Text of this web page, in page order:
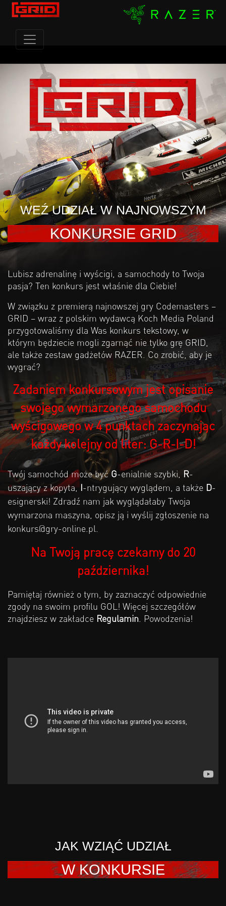
WEŹ UDZIAŁ W NAJNOWSZYM
KONKURSIE GRID
Lubisz adrenalinę i wyścigi, a samochody to Twoja
pasja? Ten konkurs jest właśnie dla Ciebie!
W związku z premierą najnowszej gry Codemasters –
GRID – wraz z polskim wydawcą Koch Media Poland
przygotowaliśmy dla Was konkurs tekstowy, w
którym będziecie mogli zgarnąć nie tylko grę GRID,
ale także zestaw gadżetów RAZER. Co zrobić, aby je
wygrać?
Zadaniem konkursowym jest opisanie
swojego wymarzonego samochodu
wyścigowego w 4 punktach zaczynając
każdy kolejny od liter: G-R-I-D!
Twój samochód może byćG-enialnie szybki, R-
uszający z kopyta,I-ntrygujący wyglądem, a także D-
esignerski! Zdradź nam jak wyglądałaby Twoja
wymarzona maszyna, opisz ją i wyślij zgłoszenie na
konkurs@gry-online.pl.
Na Twoją pracę czekamy do 20
października!
Pamiętaj również o tym, by zaznaczyć odpowiednie
zgody na swoim profilu GOL! Więcej szczegółów
znajdziesz w zakładce Regulamin . Powodzenia!
JAK WZIĄĆ UDZIAŁ
W KONKURSIE